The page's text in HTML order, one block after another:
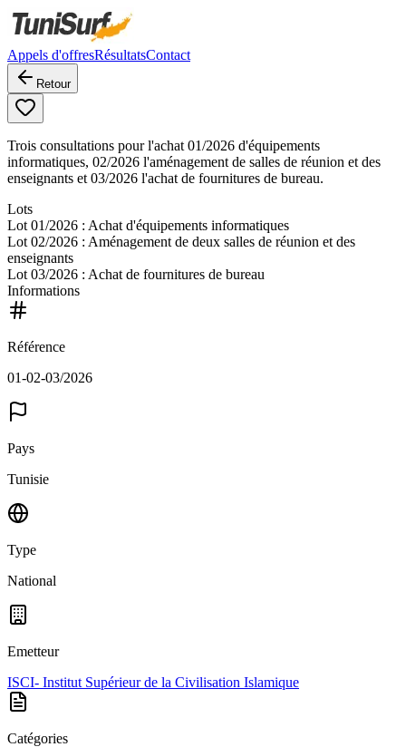
Appels d'offresRésultatsContact
Retour
Trois consultations pour l'achat 01/2026 d'équipements
informatiques, 02/2026 l'aménagement de salles de réunion et des
enseignants et 03/2026 l'achat de fournitures de bureau.
Lots
Lot 01/2026 : Achat d'équipements informatiques
Lot 02/2026 : Aménagement de deux salles de réunion et des
enseignants
Lot 03/2026 : Achat de fournitures de bureau
Informations
Référence
01-02-03/2026
Pays
Tunisie
Type
National
Emetteur
ISCI- Institut Supérieur de la Civilisation Islamique
Catégories